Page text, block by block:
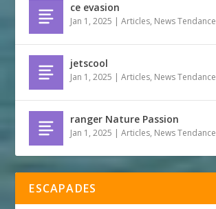
ce evasion
Jan 1, 2025 |Articles, News Tendance
jetscool
Jan 1, 2025 |Articles, News Tendance
ranger Nature Passion
Jan 1, 2025 |Articles, News Tendance
ESCAPADES